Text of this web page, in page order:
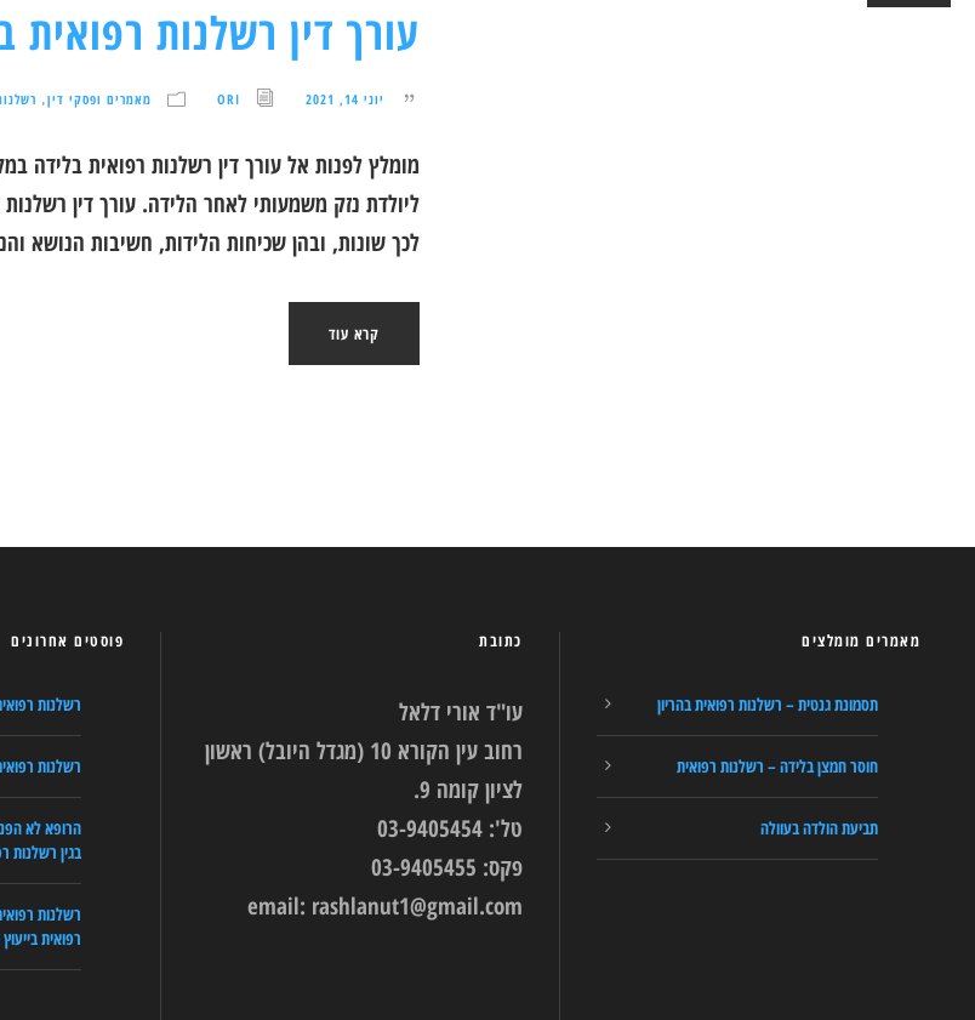
עורך דין רשלנות רפואית
יוני 14, 2021 ORI מאמרים ופסקי דין,
מומלץ לפנות אל עורך דין רשלנות רפואית בלידה
ליולדת נזק משמעותי לאחר הלידה. עורך דין
לכך שונות, ובהן שכיחות הלידות, חשיבות הנושא
קרא עוד
פוסטים אחרונים
רשלנות
רשלנות
הרופא לא
בגין רשלנות
רשלנות
רפואית
כתובת
עו"ד אורי דלאל
רחוב עין הקורא 10 (מגדל היובל) ראשון
לציון קומה 9.
טל': 03-9405454
פקס: 03-9405455
email: rashlanut1@gmail.com
מאמרים מומלצים
תסמונת גנטית – רשלנות רפואית בהריון
חוסר חמצן בלידה – רשלנות רפואית
תביעת הולדה בעוולה